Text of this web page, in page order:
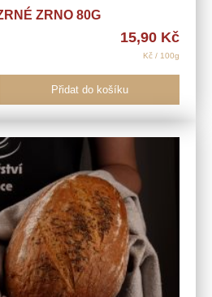
ZRNO 80G
15,90 Kč
Kč / 100g
Přidat do košíku